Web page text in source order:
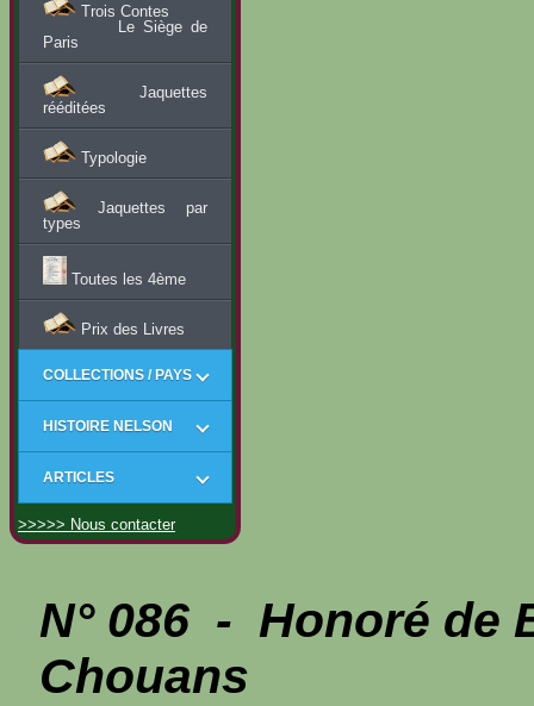
Trois Contes
Le Siège de
Paris
Jaquettes
rééditées
Typologie
Jaquettes par
types
Toutes les 4ème
Prix des Livres
COLLECTIONS / PAYS
HISTOIRE NELSON
ARTICLES
>>>>> Nous contacter
N° 086 - Honoré de
Chouans